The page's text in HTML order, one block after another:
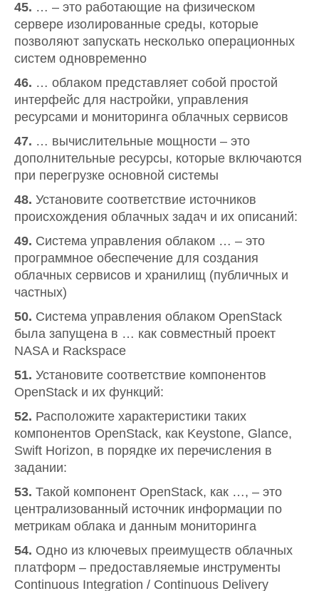
45. … – это работающие на физическом
сервере изолированные среды, которые
позволяют запускать несколько операционных
систем одновременно
46. … облаком представляет собой простой
интерфейс для настройки, управления
ресурсами и мониторинга облачных сервисов
47. … вычислительные мощности – это
дополнительные ресурсы, которые включаются
при перегрузке основной системы
48. Установите соответствие источников
происхождения облачных задач и их описаний:
49. Система управления облаком … – это
программное обеспечение для создания
облачных сервисов и хранилищ (публичных и
частных)
50. Система управления облаком OpenStack
была запущена в … как совместный проект
NASA и Rackspace
51. Установите соответствие компонентов
OpenStack и их функций:
52. Расположите характеристики таких
компонентов OpenStack, как Keystone, Glance,
Swift Horizon, в порядке их перечисления в
задании:
53. Такой компонент OpenStack, как …, – это
централизованный источник информации по
метрикам облака и данным мониторинга
54. Одно из ключевых преимуществ облачных
платформ – предоставляемые инструменты
Continuous Integration / Continuous Delivery